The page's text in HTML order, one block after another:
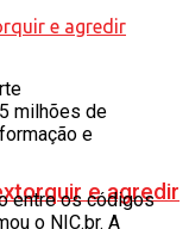
e agredir
milhões de
e
entre os códigos
o NIC.br. A